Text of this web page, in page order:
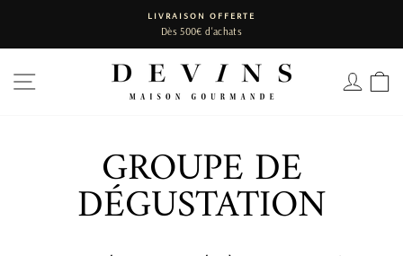
contenu
Diaporama
LIVRAISON OFFERTE
Dès 500€ d'achats
NAVIGATION SE
GROUPE DE
DÉGUSTATION